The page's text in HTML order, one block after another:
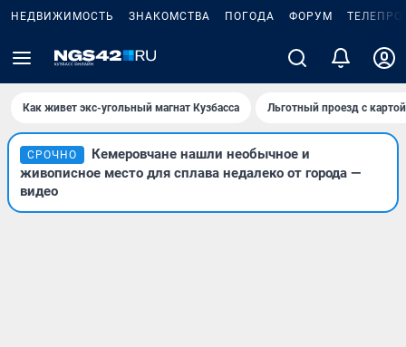
НЕДВИЖИМОСТЬ ЗНАКОМСТВА ПОГОДА ФОРУМ
Как живет экс-угольный магнат Кузбасса Льготный проезд с
СРОЧНО
Кемеровчане нашли необычное и
живописное место для сплава недалеко от города —
видео